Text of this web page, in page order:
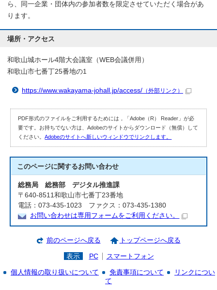
ら、同一企業・団体内の参加者数を限定させていただく場合があ
ります。
場所・アクセス
和歌山城ホール4階大会議室（WEB会議併用）
和歌山市七番丁25番地の1
https://www.wakayama-johall.jp/access/ （外部リンク）
PDF形式のファイルをご利用するためには，「Adobe（R） Reader」が必
要です。お持ちでない方は、Adobeのサイトからダウンロード（無償）して
ください。Adobeのサイトへ新しいウィンドウでリンクします。
このページに関するお問い合わせ
総務局 総務部 デジタル推進課
〒640-8511和歌山市七番丁23番地
電話：073-435-1023 ファクス：073-435-1380
お問い合わせは専用フォームをご利用ください。
前のページへ戻る トップページへ戻る
表示 PC スマートフォン
個人情報の取り扱いについて 免責事項について
リンクについ
て